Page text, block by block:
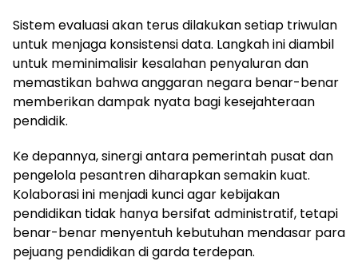
Sistem evaluasi akan terus dilakukan setiap triwulan
untuk menjaga konsistensi data. Langkah ini diambil
untuk meminimalisir kesalahan penyaluran dan
memastikan bahwa anggaran negara benar-benar
memberikan dampak nyata bagi kesejahteraan
pendidik.
Ke depannya, sinergi antara pemerintah pusat dan
pengelola pesantren diharapkan semakin kuat.
Kolaborasi ini menjadi kunci agar kebijakan
pendidikan tidak hanya bersifat administratif, tetapi
benar-benar menyentuh kebutuhan mendasar para
pejuang pendidikan di garda terdepan.